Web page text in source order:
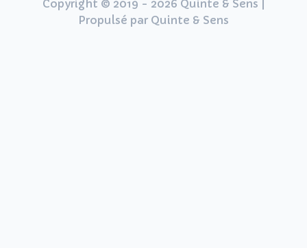
Copyright © 2019 - 2026 Quinte & Sens |
Propulsé par Quinte & Sens